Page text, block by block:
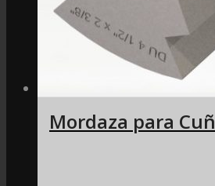
Mordaza para